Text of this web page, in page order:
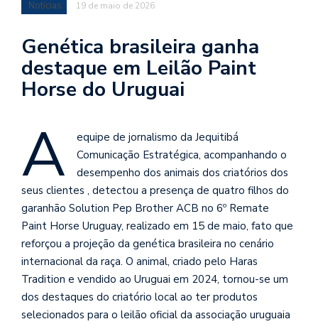
Notícias 19 de maio de 2026
Genética brasileira ganha
destaque em Leilão Paint
Horse do Uruguai
A
equipe de jornalismo da Jequitibá
Comunicação Estratégica, acompanhando o
desempenho dos animais dos criatórios dos
seus clientes , detectou a presença de quatro filhos do
garanhão Solution Pep Brother ACB no 6º Remate
Paint Horse Uruguay, realizado em 15 de maio, fato que
reforçou a projeção da genética brasileira no cenário
internacional da raça. O animal, criado pelo Haras
Tradition e vendido ao Uruguai em 2024, tornou-se um
dos destaques do criatório local ao ter produtos
selecionados para o leilão oficial da associação uruguaia